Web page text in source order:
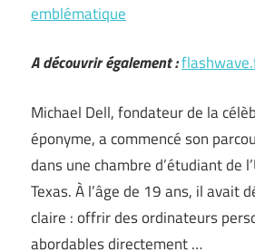
emblématique
A découvrir également :
Michael Dell, fondateur de la
éponyme, a commencé son
dans une chambre d’étudiant de
Texas. À l’âge de 19 ans, il avait
claire : offrir des ordinateurs
abordables directement …